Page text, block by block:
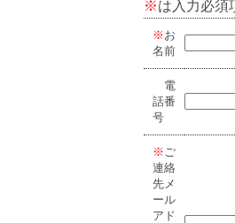
※は入力必須
※ お
名前
電
話番
号
※ ご
連絡
先メ
ール
アド